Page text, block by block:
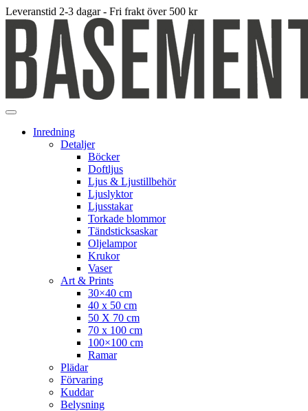
Leveranstid 2-3 dagar - Fri frakt över 500 kr
Inredning
Detaljer
Böcker
Doftljus
Ljus & Ljustillbehör
Ljuslyktor
Ljusstakar
Torkade blommor
Tändsticksaskar
Oljelampor
Krukor
Vaser
Art & Prints
30×40 cm
40 x 50 cm
50 X 70 cm
70 x 100 cm
100×100 cm
Ramar
Plädar
Förvaring
Kuddar
Belysning